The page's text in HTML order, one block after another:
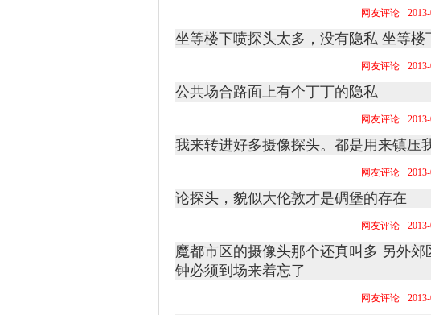
网友评论
坐等楼下喷探头太多，没有隐私 坐等
网友评论
公共场合路面上有个丁丁的隐私
网友评论
我来转进好多摄像探头。都是用来镇压
网友评论
论探头，貌似大伦敦才是碉堡的存在
网友评论
魔都市区的摄像头那个还真叫多 另外
钟必须到场来着忘了
网友评论